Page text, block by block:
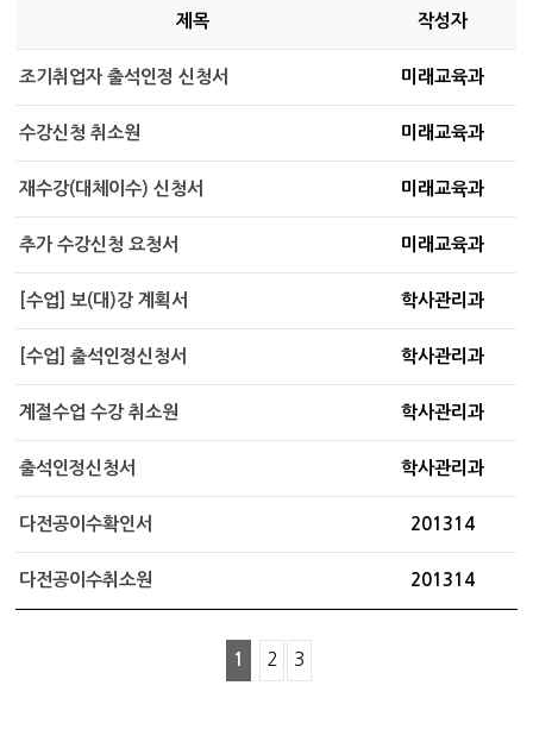
제목 작성자
조기취업자 출석인정 신청서 미래교육과
수강신청 취소원 미래교육과
재수강(대체이수) 신청서 미래교육과
추가 수강신청 요청서 미래교육과
[수업] 보(대)강 계획서 학사관리과
[수업] 출석인정신청서 학사관리과
계절수업 수강 취소원 학사관리과
출석인정신청서 학사관리과
다전공이수확인서 201314
다전공이수취소원 201314
1 2 3